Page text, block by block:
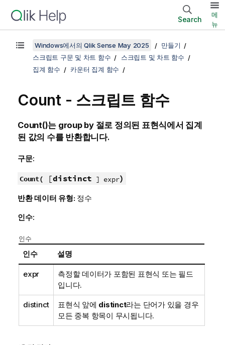
Search
메
뉴
Windows에서의 Qlik Sense May 2025
만들기
스크립트 구문 및 차트 함수
스크립트 및 차트 함수
집계 함수
카운터 집계 함수
Count - 스크립트 함수
Count()는 group by절로 정의된 표현식에서 집계
된 값의 수를 반환합니다.
구문:
Count( [distinct ] expr)
반환 데이터 유형: 정수
인수:
인수
인수 설명
expr
측정할 데이터가 포함된 표현식 또는 필드
입니다.
distinct 표현식 앞에 distinct라는 단어가 있을 경우
모든 중복 항목이 무시됩니다.